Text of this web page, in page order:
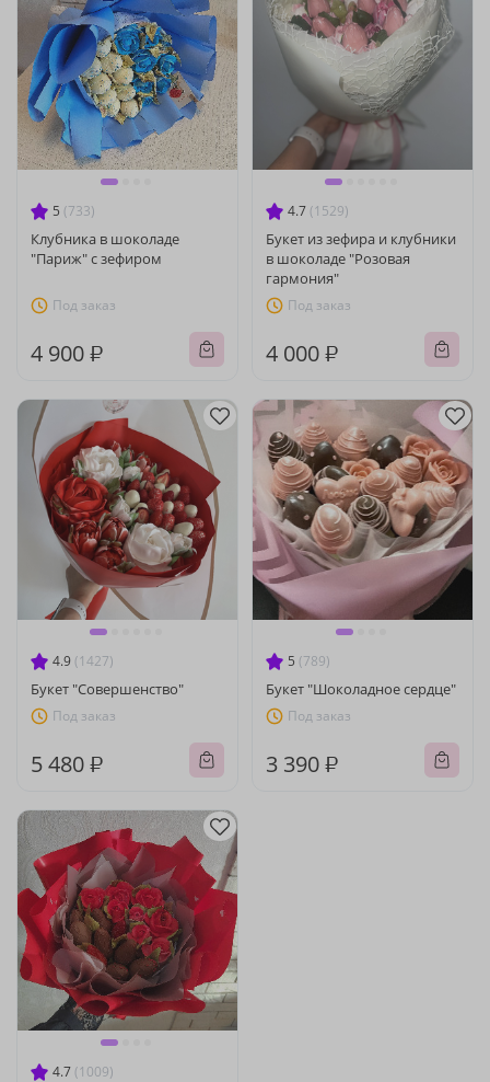
5 (733)
Клубника в шоколаде
"Париж" с зефиром
Под заказ
4 900 ₽
4.7 (1529)
Букет из зефира и клубники
в шоколаде "Розовая
гармония"
Под заказ
4 000 ₽
4.9 (1427)
Букет "Совершенство"
Под заказ
5 480 ₽
5 (789)
Букет "Шоколадное сердце"
Под заказ
3 390 ₽
4.7 (1009)